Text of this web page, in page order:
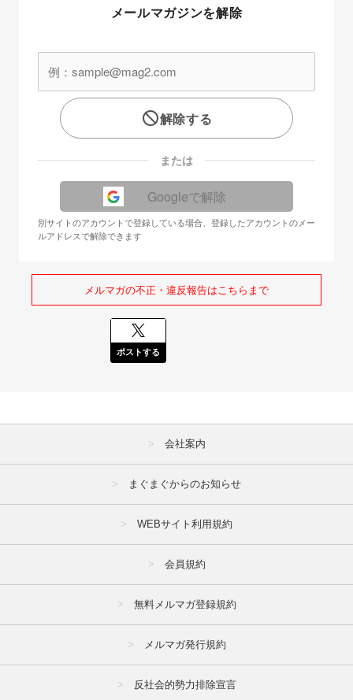
メールマガジンを解除
解除する
または
Googleで解除
別サイトのアカウントで登録している場合、登録したアカウントのメー
ルアドレスで解除できます
メルマガの不正・違反報告はこちらまで
ポストする
会社案内
まぐまぐからのお知らせ
WEBサイト利用規約
会員規約
無料メルマガ登録規約
メルマガ発行規約
反社会的勢力排除宣言